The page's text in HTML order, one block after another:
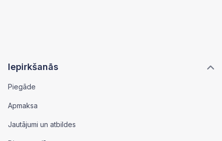
Iepirkšanās
Piegāde
Apmaksa
Jautājumi un atbildes